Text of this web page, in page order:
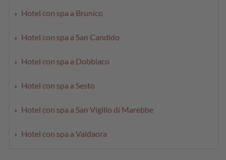
Hotel con spa a Brunico
Hotel con spa a San Candido
Hotel con spa a Dobbiaco
Hotel con spa a Sesto
Hotel con spa a San Vigilio di Marebbe
Hotel con spa a Valdaora